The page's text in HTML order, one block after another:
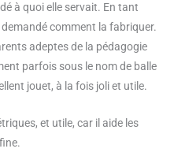
à quoi elle servait. En tant
comment la fabriquer.
adeptes de la pédagogie
parfois sous le nom de balle
jouet, à la fois joli et utile.
et utile, car il aide les